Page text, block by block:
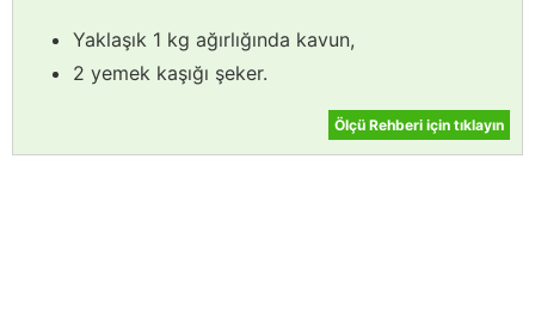
Yaklaşık 1 kg ağırlığında kavun,
2 yemek kaşığı şeker.
Ölçü Rehberi için tıklayın